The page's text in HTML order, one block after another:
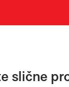
slične